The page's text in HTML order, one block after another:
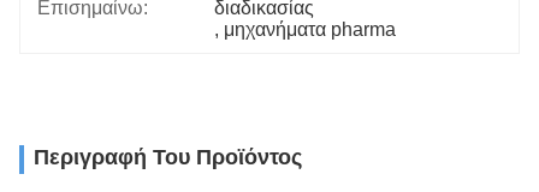
Επισημαίνω:
διαδικασίας
, μηχανήματα pharma
Περιγραφή Του Προϊόντος